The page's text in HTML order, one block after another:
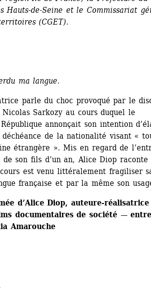
Hauts-de-Seine et le Commissariat
(CGET).
ma langue.
parle du choc provoqué par le
Sarkozy au cours duquel le
annonçait son intention
de la nationalité visant «
étrangère ». Mis en regard de
de son fils d’un an, Alice Diop raconte
est venu littéralement fragiliser
française et par la même son
d’Alice Diop, auteure-réalisatrice
documentaires de société —
Amarouche